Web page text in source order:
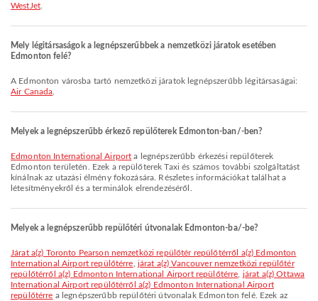
WestJet.
Mely légitársaságok a legnépszerűbbek a nemzetközi járatok esetében
Edmonton felé?
A Edmonton városba tartó nemzetközi járatok legnépszerűbb légitársaságai:
Air Canada
Melyek a legnépszerűbb érkező repülőterek Edmonton-ban/-ben?
Edmonton International Airport a legnépszerűbb érkezési repülőterek
Edmonton területén. Ezek a repülőterek Taxi és számos további szolgáltatást
kínálnak az utazási élmény fokozására. Részletes információkat találhat a
létesítményekről és a terminálok elrendezéséről.
Melyek a legnépszerűbb repülőtéri útvonalak Edmonton-ba/-be?
járat a(z) Toronto Pearson nemzetközi repülőtér repülőtérről a(z) Edmonton
International Airport repülőtérre járat a(z) Vancouver nemzetközi repülőtér
repülőtérről a(z) Edmonton International Airport repülőtérre járat a(z) Ottawa
International Airport repülőtérről a(z) Edmonton International Airport
repülőtérre a legnépszerűbb repülőtéri útvonalak Edmonton felé. Ezek az